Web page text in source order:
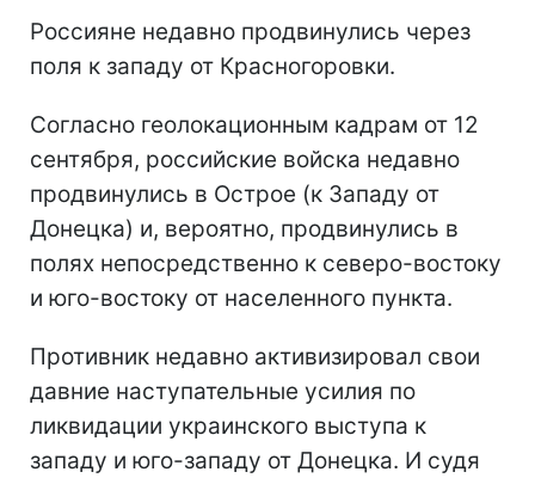
Россияне недавно продвинулись через
поля к западу от Красногоровки.
Согласно геолокационным кадрам от 12
сентября, российские войска недавно
продвинулись в Острое (к Западу от
Донецка) и, вероятно, продвинулись в
полях непосредственно к северо-востоку
и юго-востоку от населенного пункта.
Противник недавно активизировал свои
давние наступательные усилия по
ликвидации украинского выступа к
западу и юго-западу от Донецка. И судя